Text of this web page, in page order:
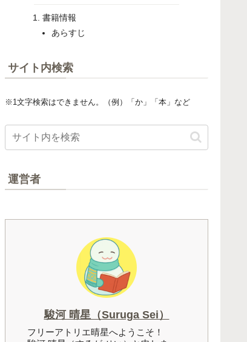
書籍情報
あらすじ
サイト内検索
※1文字検索はできません。（例）「か」「本」など
運営者
駿河 晴星（Suruga Sei）
フリーアトリエ晴星へようこそ！